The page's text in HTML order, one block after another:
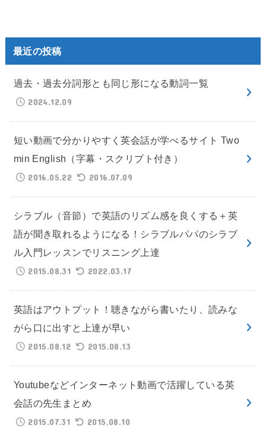
最近の投稿
過去・過去分詞形とも同じ形になる動詞一覧
2024.12.09
短い動画で分かりやすく英会話が学べるサイト Two
min English（字幕・スクリプト付き）
2016.05.22
2016.07.09
シラブル（音節）で英語のリズム感を良くする＋英
語が聞き取れるようになる！シラブルパパのシラブ
ル入門レッスンでリスニング上達
2015.08.31
2022.03.17
英語はアウトプット！聴きながら書いたり、読みな
がら口に出すと上達が早い
2015.08.12
2015.08.13
Youtubeなどインターネット動画で活躍している英
会話の先生まとめ
2015.07.31
2015.08.10